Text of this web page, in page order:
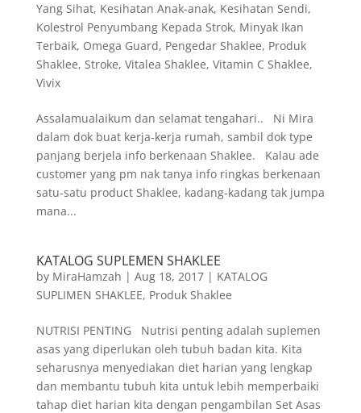
Yang Sihat, Kesihatan Anak-anak, Kesihatan Sendi,
Kolestrol Penyumbang Kepada Strok, Minyak Ikan
Terbaik, Omega Guard, Pengedar Shaklee, Produk
Shaklee, Stroke, Vitalea Shaklee, Vitamin C Shaklee,
Vivix
Assalamualaikum dan selamat tengahari.. Ni Mira
dalam dok buat kerja-kerja rumah, sambil dok type
panjang berjela info berkenaan Shaklee. Kalau ade
customer yang pm nak tanya info ringkas berkenaan
satu-satu product Shaklee, kadang-kadang tak jumpa
mana...
KATALOG SUPLEMEN SHAKLEE
by MiraHamzah | Aug 18, 2017| KATALOG
SUPLIMEN SHAKLEE, Produk Shaklee
NUTRISI PENTING Nutrisi penting adalah suplemen
asas yang diperlukan oleh tubuh badan kita. Kita
seharusnya menyediakan diet harian yang lengkap
dan membantu tubuh kita untuk lebih memperbaiki
tahap diet harian kita dengan pengambilan Set Asas